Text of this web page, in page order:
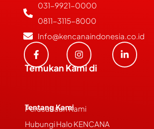
031-9921-0000
0811-3115-8000
Info@kencanaindonesia.co.id
Temukan Kami di
Tentang Kami
Perusahaan Kami
Hubungi Halo KENCANA